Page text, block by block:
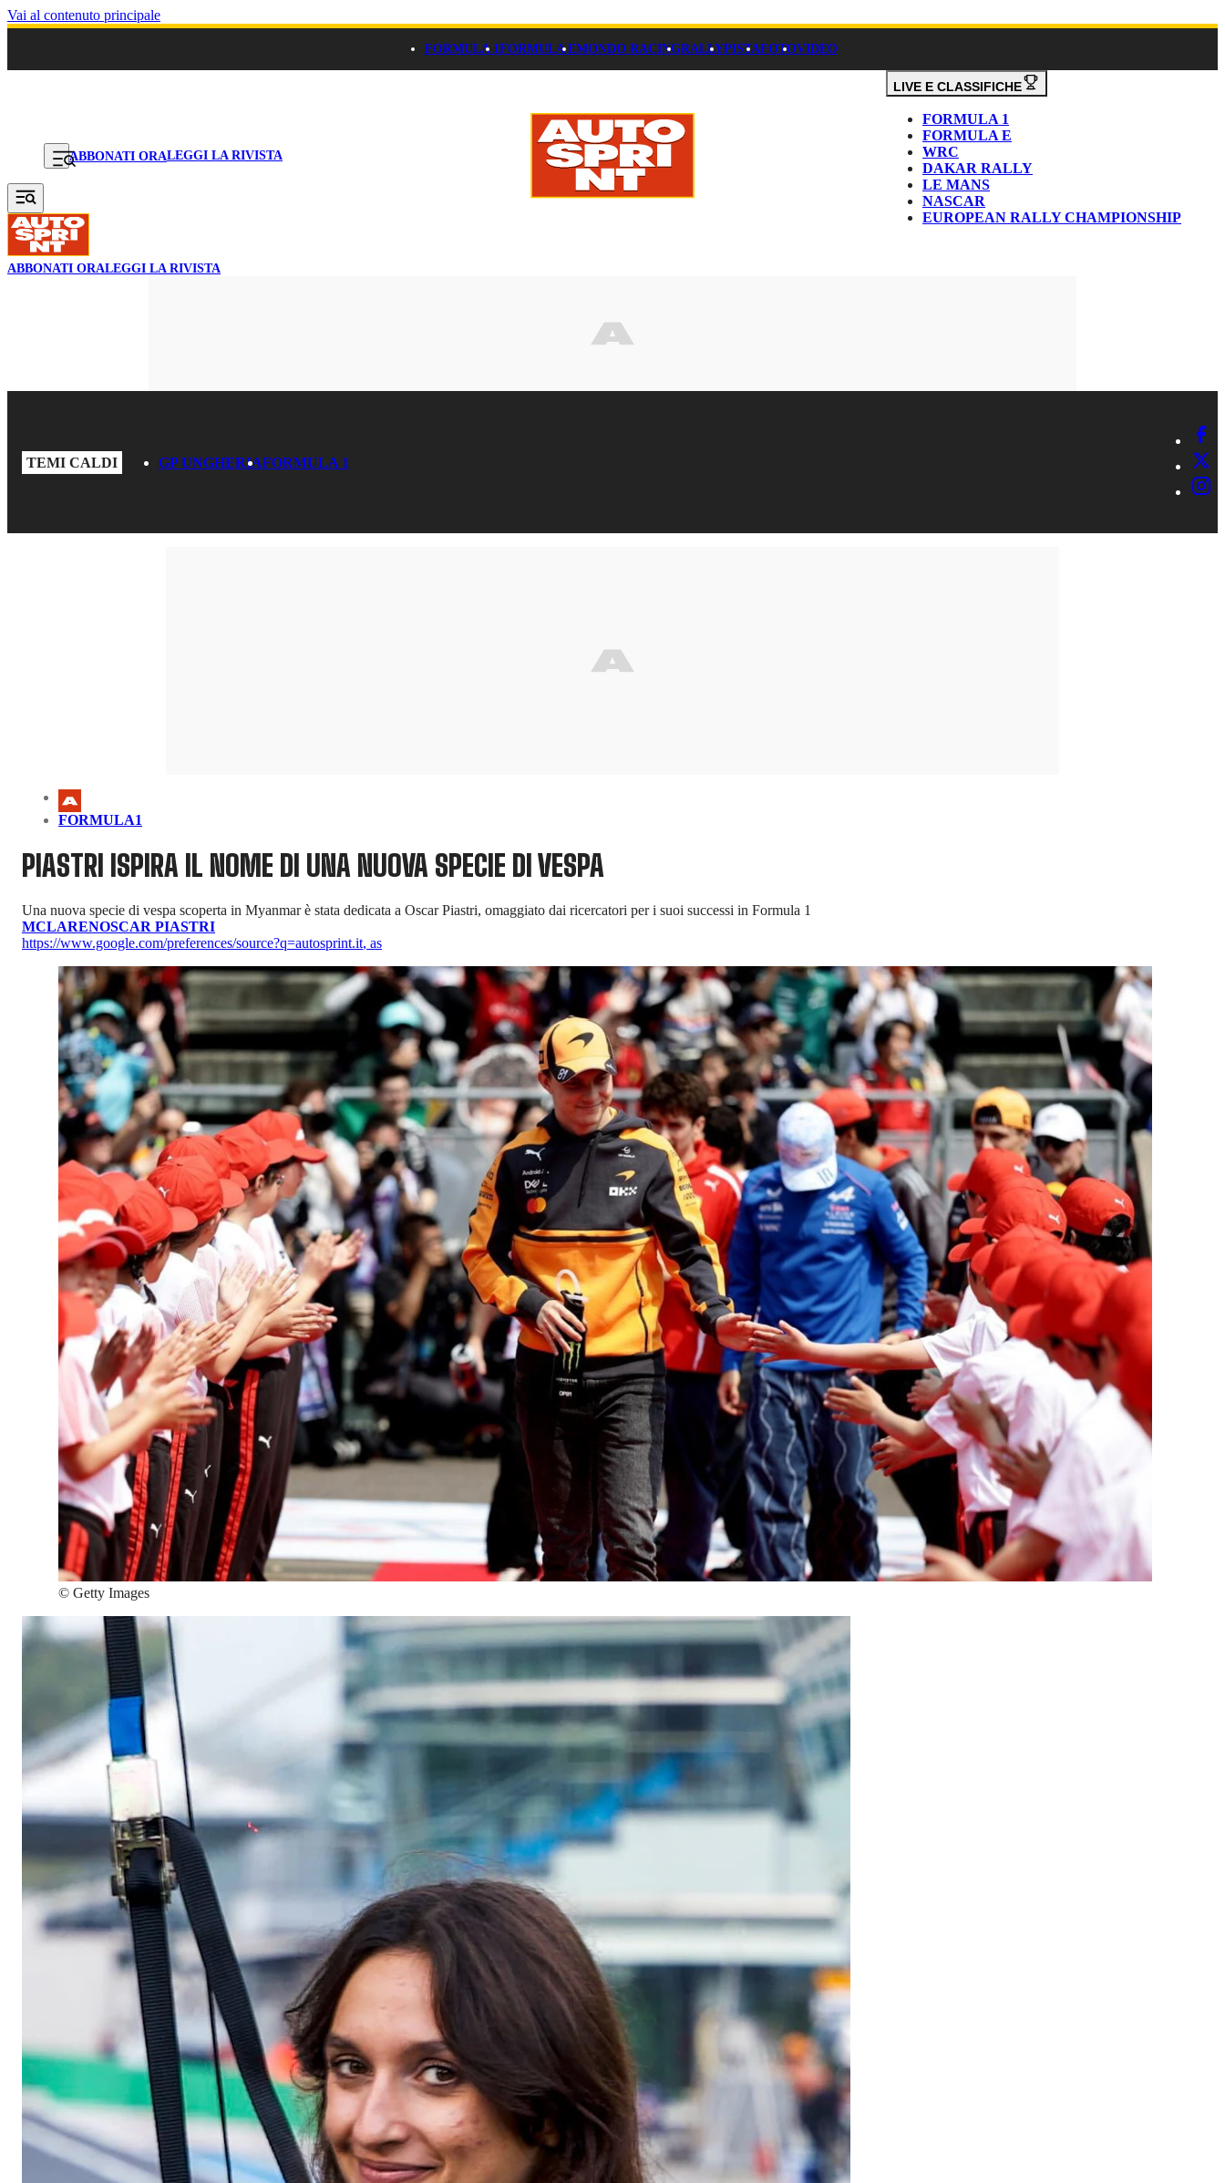
Vai al contenuto principale
FORMULA 1FORMULA EMONDO RACINGRALLYPISTAFOTOVIDEO
ABBONATI ORALEGGI LA RIVISTA
LIVE E CLASSIFICHE
FORMULA 1
FORMULA E
WRC
DAKAR RALLY
LE MANS
NASCAR
EUROPEAN RALLY CHAMPIONSHIP
ABBONATI ORALEGGI LA RIVISTA
TEMI CALDI GP UNGHERIAFORMULA 1
FORMULA1
PIASTRI ISPIRA IL NOME DI UNA NUOVA SPECIE DI VESPA
Una nuova specie di vespa scoperta in Myanmar è stata dedicata a Oscar Piastri, omaggiato dai ricercatori per i suoi successi in Formula 1
MCLARENOSCAR PIASTRI
https://www.google.com/preferences/source?q=autosprint.it, as
© Getty Images